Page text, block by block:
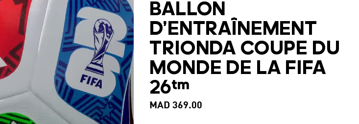
sur
5,
valeur
de
note
moyenne.
Read
538
Reviews.
Lien
sur
la
même
BALLON
D’ENTRAÎNEMENT
TRIONDA COUPE DU
MONDE DE LA FIFA
26™
MAD 369.00